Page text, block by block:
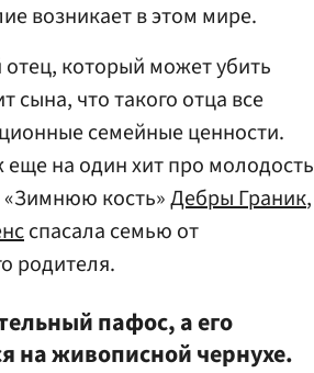
возникает в этом мире.
который может убить
сына, что такого отца все
семейные ценности.
на один хит про молодость
кость»Дебры Граник,
спасала семью от
родителя.
пафос, а его
на живописной чернухе.